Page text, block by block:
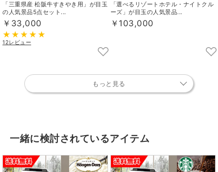
「三重県産 松阪牛すきやき用」が目玉
の人気景品5点セット...
￥33,000
12レビュー
「選べるリゾートホテル・ナイトクル
ーズ」が目玉の人気景品...
￥103,000
もっと見る
一緒に検討されているアイテム